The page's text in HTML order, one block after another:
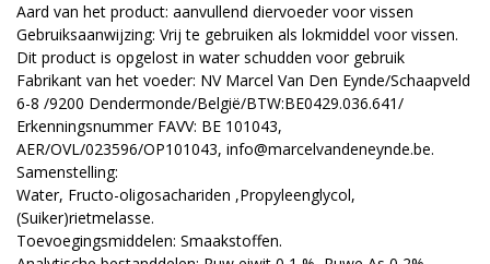
Aard van het product: aanvullend diervoeder voor vissen
Gebruiksaanwijzing: Vrij te gebruiken als lokmiddel voor vissen.
Dit product is opgelost in water schudden voor gebruik
Fabrikant van het voeder: NV Marcel Van Den Eynde/Schaapveld
6-8 /9200 Dendermonde/België/BTW:BE0429.036.641/
Erkenningsnummer FAVV: BE 101043,
AER/OVL/023596/OP101043, info@marcelvandeneynde.be.
Samenstelling:
Water, Fructo-oligosachariden ,Propyleenglycol,
(Suiker)rietmelasse.
Toevoegingsmiddelen: Smaakstoffen.